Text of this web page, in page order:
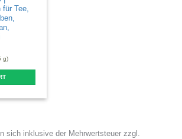
Tee,
g)
sich inklusive der Mehrwertsteuer zzgl.